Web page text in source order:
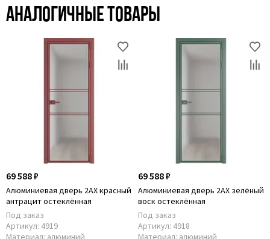
Аналогичные товары
69 588 ₽
Алюминиевая дверь 2AХ красный
антрацит остеклённая
Под заказ
Артикул: 4919
Материал: алюминий
69 588 ₽
Алюминиевая дверь 2AX зелёный
воск остеклённая
Под заказ
Артикул: 4918
Материал: алюминий